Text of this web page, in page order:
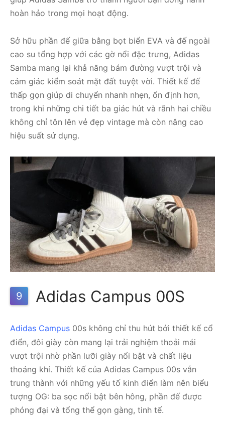
hoàn hảo trong mọi hoạt động.
Sở hữu phần đế giữa bằng bọt biển EVA và đế ngoài
cao su tổng hợp với các gờ nổi đặc trưng, Adidas
Samba mang lại khả năng bám đường vượt trội và
cảm giác kiểm soát mặt đất tuyệt vời. Thiết kế đế
thấp gọn giúp di chuyển nhanh nhẹn, ổn định hơn,
trong khi những chi tiết ba giác hút và rãnh hai chiều
không chỉ tôn lên vẻ đẹp vintage mà còn nâng cao
hiệu suất sử dụng.
9 Adidas Campus 00S
Adidas Campus 00s không chỉ thu hút bởi thiết kế cổ
điển, đôi giày còn mang lại trải nghiệm thoải mái
vượt trội nhờ phần lưỡi giày nổi bật và chất liệu
thoáng khí. Thiết kế của Adidas Campus 00s vẫn
trung thành với những yếu tố kinh điển làm nên biểu
tượng OG: ba sọc nổi bật bên hông, phần đế được
phóng đại và tổng thể gọn gàng, tinh tế.